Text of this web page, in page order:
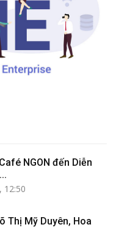
NGON đến Diễn
12:50
Thị Mỹ Duyên, Hoa